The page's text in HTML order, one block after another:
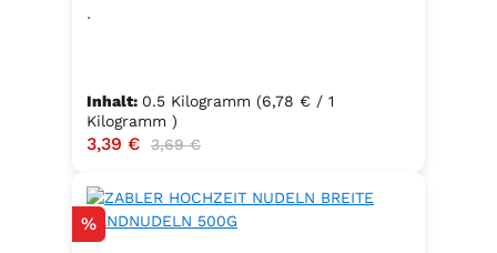
.
Inhalt: 0.5 Kilogramm (6,78 € / 1
Kilogramm )
Verkaufspreis:
3,39 € Regulärer Preis:
3,69 €
Rabatt
%